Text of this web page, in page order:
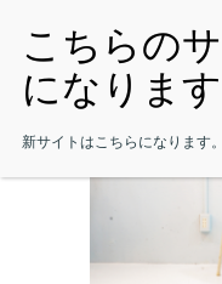
新サイトはこちらになります。